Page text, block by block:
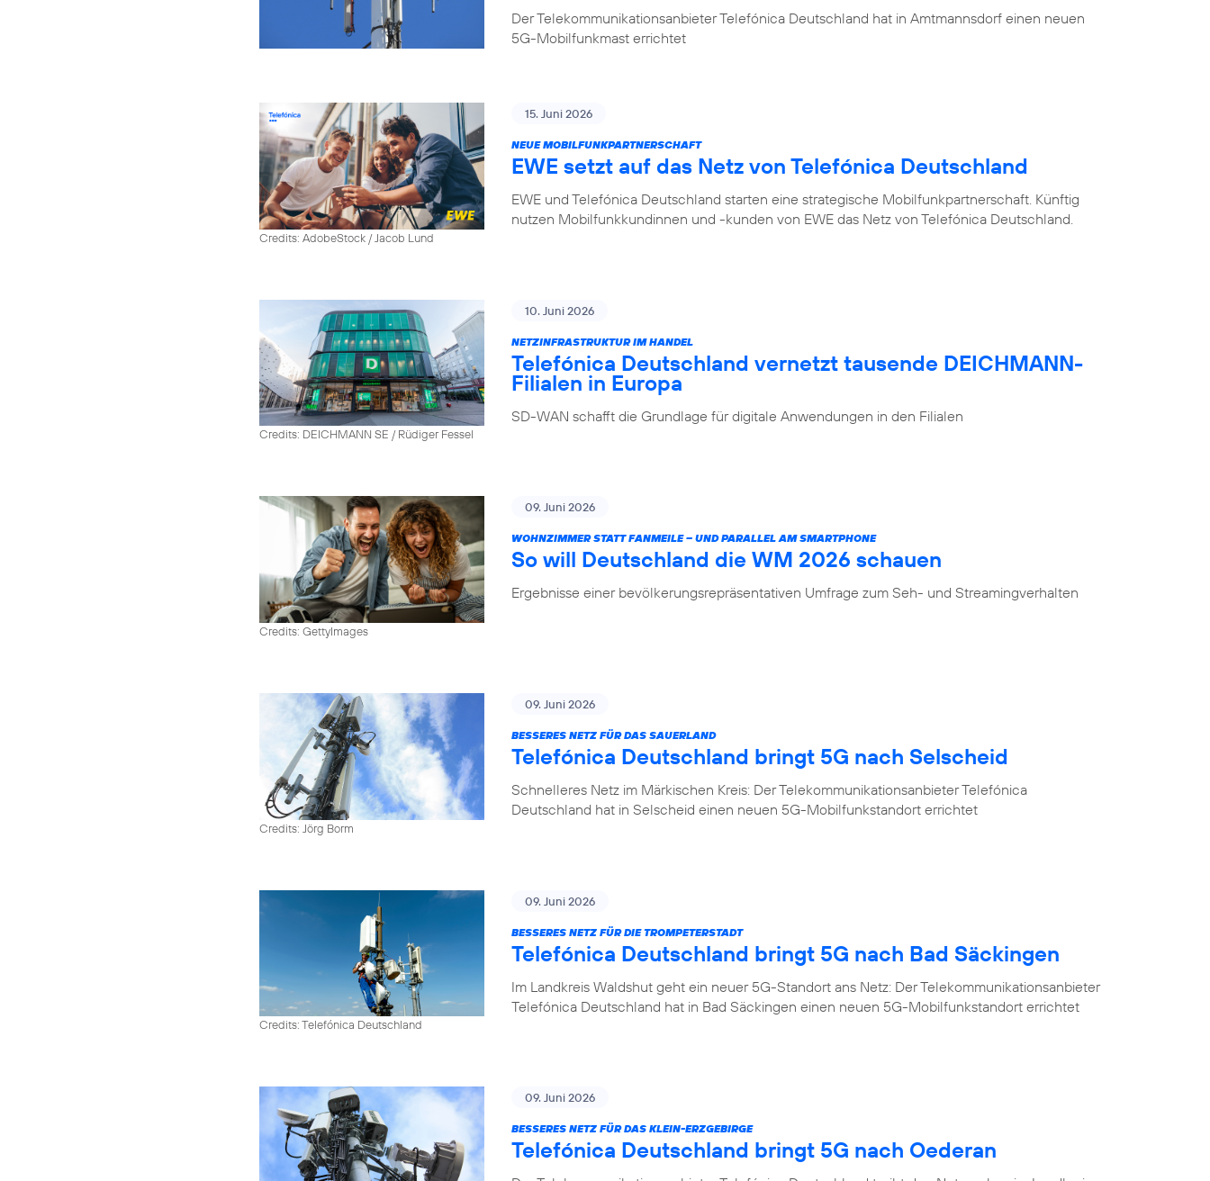
Der Telekommunikationsanbieter Telefónica Deutschland hat in Amtmannsdorf einen neuen
5G-Mobilfunkmast errichtet
Credits: AdobeStock / Jacob Lund
15. Juni 2026
NEUE MOBILFUNKPARTNERSCHAFT
EWE setzt auf das Netz von Telefónica Deutschland
EWE und Telefónica Deutschland starten eine strategische Mobilfunkpartnerschaft. Künftig
nutzen Mobilfunkkundinnen und -kunden von EWE das Netz von Telefónica Deutschland.
Credits: DEICHMANN SE / Rüdiger Fessel
10. Juni 2026
NETZINFRASTRUKTUR IM HANDEL
Telefónica Deutschland vernetzt tausende DEICHMANN-
Filialen in Europa
SD-WAN schafft die Grundlage für digitale Anwendungen in den Filialen
Credits: GettyImages
09. Juni 2026
WOHNZIMMER STATT FANMEILE – UND PARALLEL AM SMARTPHONE
So will Deutschland die WM 2026 schauen
Ergebnisse einer bevölkerungsrepräsentativen Umfrage zum Seh- und Streamingverhalten
Credits: Jörg Borm
09. Juni 2026
BESSERES NETZ FÜR DAS SAUERLAND
Telefónica Deutschland bringt 5G nach Selscheid
Schnelleres Netz im Märkischen Kreis: Der Telekommunikationsanbieter Telefónica
Deutschland hat in Selscheid einen neuen 5G-Mobilfunkstandort errichtet
Credits: Telefónica Deutschland
09. Juni 2026
BESSERES NETZ FÜR DIE TROMPETERSTADT
Telefónica Deutschland bringt 5G nach Bad Säckingen
Im Landkreis Waldshut geht ein neuer 5G-Standort ans Netz: Der Telekommunikationsanbieter
Telefónica Deutschland hat in Bad Säckingen einen neuen 5G-Mobilfunkstandort errichtet
09. Juni 2026
BESSERES NETZ FÜR DAS KLEIN-ERZGEBIRGE
Telefónica Deutschland bringt 5G nach Oederan